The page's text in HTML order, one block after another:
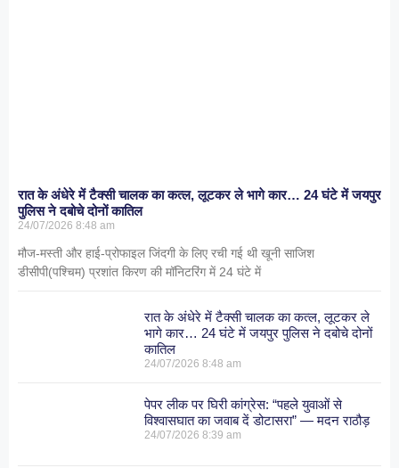
रात के अंधेरे में टैक्सी चालक का कत्ल, लूटकर ले भागे कार… 24 घंटे में जयपुर
पुलिस ने दबोचे दोनों कातिल
24/07/2026 8:48 am
मौज-मस्ती और हाई-प्रोफाइल जिंदगी के लिए रची गई थी खूनी साजिश
डीसीपी(पश्चिम) प्रशांत किरण की मॉनिटरिंग में 24 घंटे में
रात के अंधेरे में टैक्सी चालक का कत्ल, लूटकर ले
भागे कार… 24 घंटे में जयपुर पुलिस ने दबोचे दोनों
कातिल
24/07/20268:48 am
पेपर लीक पर घिरी कांग्रेस: “पहले युवाओं से
विश्वासघात का जवाब दें डोटासरा” — मदन राठौड़
24/07/20268:39 am